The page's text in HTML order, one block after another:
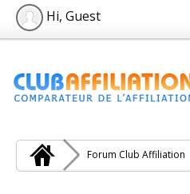
Hi, Guest
Forum Club Affiliation